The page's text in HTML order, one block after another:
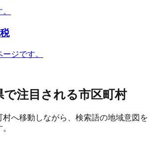
ジです。
で注目される市区町村
村へ移動しながら、検索語の地域意図を